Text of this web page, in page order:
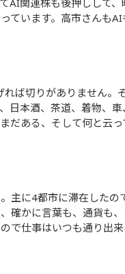
AI関連株も後押しして
ています。高市さんもAI
日本酒、茶道、着物、
だある、そして何と云っ
確かに言葉も、通貨も
で仕事はいつも通り出来